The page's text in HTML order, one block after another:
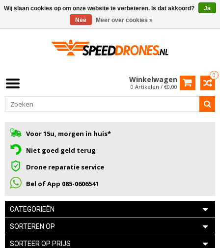
0
Winkelwagen
0 Artikelen / €0,00
Voor 15u, morgen in huis*
Niet goed geld terug
Drone reparatie service
Bel of App 085-0606541
CATEGORIEËN
SORTEREN OP
SORTEER OP PRIJS
Wij slaan cookies op om onze website te verbeteren. Is dat akkoord?
Ja
Nee
Meer over cookies »